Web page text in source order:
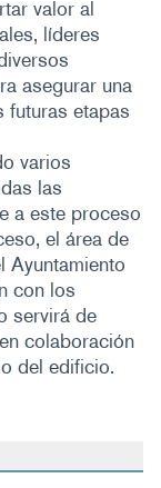
valor al
líderes
asegurar una
futuras etapas
varios
las
a este proceso
el área de
Ayuntamiento
con los
servirá de
colaboración
del edificio.